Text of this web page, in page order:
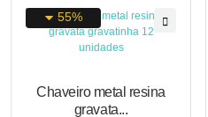
55%
Chaveiro metal resina
gravata...